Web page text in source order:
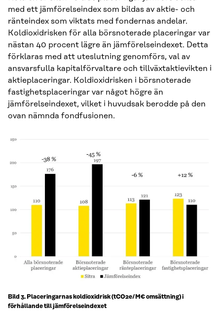
med ett jämförelseindex som bildas av aktie- och
ränteindex som viktats med fondernas andelar.
Koldioxidrisken för alla börsnoterade placeringar var
nästan 40 procent lägre än jämförelseindexet. Detta
förklaras med att uteslutning genomförs, val av
ansvarsfulla kapitalförvaltare och tillväxtaktievikten i
aktieplaceringar. Koldioxidrisken i börsnoterade
fastighetsplaceringar var något högre än
jämförelseindexet, vilket i huvudsak berodde på den
ovan nämnda fondfusionen.
Bild 3. Placeringarnas koldioxidrisk (tCO2e/M€ omsättning) i
förhållande till jämförelseindexet